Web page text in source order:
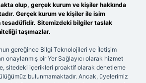
olup, gerçek kurum ve kişiler hakkında
Gerçek kurum ve kişiler ile isim
tesadüfidir. Sitemizdeki bilgiler taslak
taşımazlar.
gereğince Bilgi Teknolojileri ve İletişim
onaylanmış bir Yer Sağlayıcı olarak hizmet
sitedeki içerikleri proaktif olarak denetleme
bulunmamaktadır. Ancak, üyelerimiz